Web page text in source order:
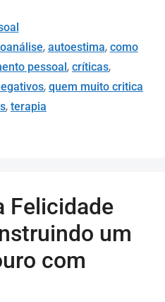
, autoestima, como
pessoal, críticas,
, quem muito critica
, terapia
Felicidade
um
com